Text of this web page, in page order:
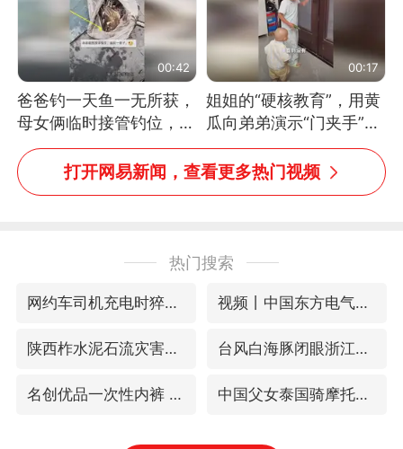
源：新华每日电讯）
00:42
爸爸钓一天鱼一无所获，
母女俩临时接管钓位，用
玩具鱼竿钓上大鱼
00:17
姐姐的“硬核教育”，用黄
瓜向弟弟演示“门夹手”，
网友：果然言传不如身
教！
打开网易新闻，查看更多热门视频
热门搜索
网约车司机充电时猝死保险拒赔 视频丨中国东方电气集团原党组副书记、董事宋致远被查
陕西柞水泥石流灾害致3人遇难 台风白海豚闭眼浙江上海处于危险半圆
名创优品一次性内裤 颜面尽失 中国父女泰国骑摩托车坠崖1死1伤